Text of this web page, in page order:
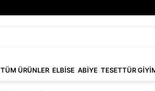
TÜM ÜRÜNLER ELBİSE ABİYE TESETTÜR